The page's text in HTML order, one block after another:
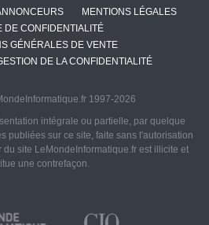
MENTIONS LÉGALES
DE CONFIDENTIALITÉ
GÉNÉRALES DE VENTE
DE LA CONFIDENTIALITÉ
1997-2026
intégrale ou partielle, par quelque
publiées sur ce site, faite sans l'autorisation
site LeMondeInformatique.fr est illicite et
une contrefaçon.